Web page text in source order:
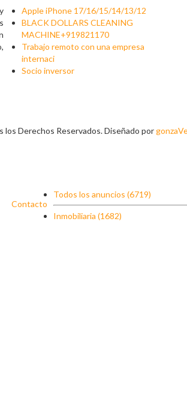
Apple iPhone 17/16/15/14/13/12
BLACK DOLLARS CLEANING
MACHINE+919821170
Trabajo remoto con una empresa
internaci
Socio inversor
Derechos Reservados. Diseñado por
Contacto
Todos los anuncios (6719)
Inmobiliaria (1682)